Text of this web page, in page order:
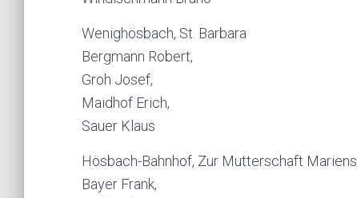
Wenighösbach, St. Barbara
Bergmann Robert,
Groh Josef,
Maidhof Erich,
Sauer Klaus
Hösbach-Bahnhof, Zur Mutterschaft Mariens
Bayer Frank,